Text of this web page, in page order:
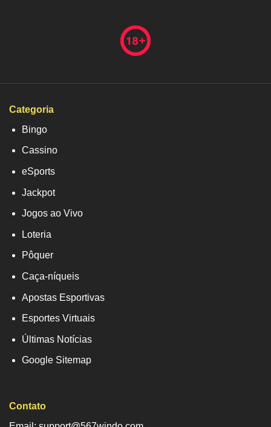
Categoria
Bingo
Cassino
eSports
Jackpot
Jogos ao Vivo
Loteria
Pôquer
Caça-níqueis
Apostas Esportivas
Esportes Virtuais
Últimas Notícias
Google Sitemap
Contato